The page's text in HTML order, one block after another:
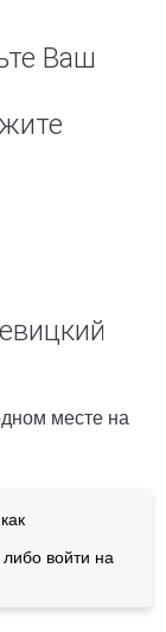
Ваш
месте на
либо войти на